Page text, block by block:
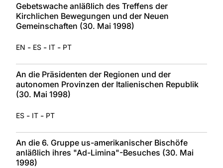
Gebetswache anläßlich des Treffens der
Kirchlichen Bewegungen und der Neuen
Gemeinschaften (30. Mai 1998)
EN - ES - IT - PT
An die Präsidenten der Regionen und der
autonomen Provinzen der Italienischen Republik
(30. Mai 1998)
ES - IT - PT
An die 6. Gruppe us-amerikanischer Bischöfe
anläßlich ihres "Ad-Limina"-Besuches (30. Mai
1998)